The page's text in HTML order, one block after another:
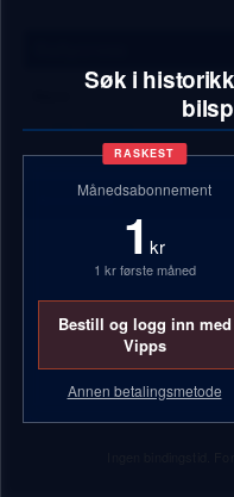
Søk i
RASKEST
Månedsabonnement
1 kr
1 kr første måned
Bestill og logg inn med
Vipps
Annen betalingsmetode
1)Geir Tørmoen
Annonser